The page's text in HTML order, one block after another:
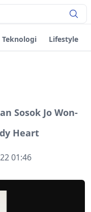
Teknologi Lifestyle
Sosok Jo Won-
Heart
01:46